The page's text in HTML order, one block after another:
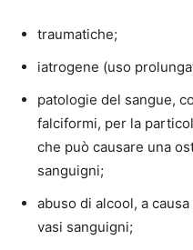
traumatiche;
iatrogene (uso
patologie del sangue,
falciformi, per la
che può causare una
sanguigni;
abuso di alcool, a
vasi sanguigni;